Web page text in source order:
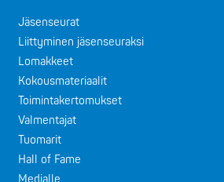
Jäsenseurat
Liittyminen jäsenseuraksi
Lomakkeet
Kokousmateriaalit
Toimintakertomukset
Valmentajat
Tuomarit
Hall of Fame